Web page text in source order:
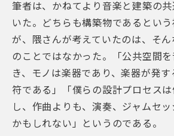
筆者は、かねてより音楽と建築の
いた。どちらも構築物であるとい
が、隈さんが考えていたのは、そ
のことではなかった。「公共空間
き、モノは楽器であり、楽器が発
符である」「僕らの設計プロセス
し、作曲よりも、演奏、ジャムセ
かもしれない」というのである。